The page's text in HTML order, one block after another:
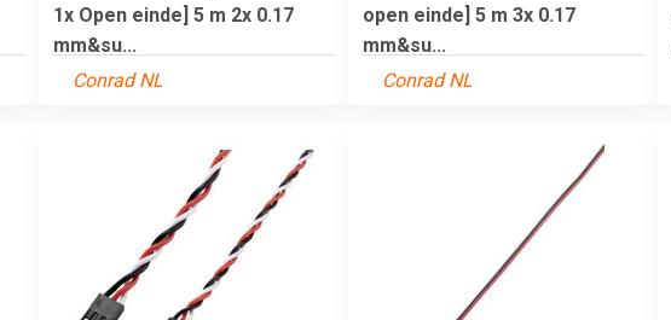
1x Open einde] 5 m 2x 0.17
mm&su...
Conrad NL
open einde] 5 m 3x 0.17
mm&su...
Conrad NL